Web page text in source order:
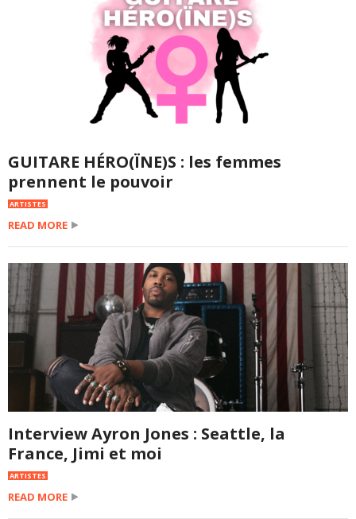
GUITARE HÉRO(ÏNE)S : les femmes
prennent le pouvoir
ARTISTES
READ MORE
Interview Ayron Jones : Seattle, la
France, Jimi et moi
ARTISTES
READ MORE